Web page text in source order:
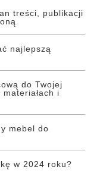
treści, publikacji
najlepszą
do Twojej
i
mebel do
w 2024 roku?